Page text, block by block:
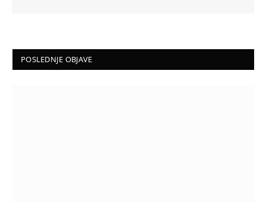
POSLEDNJE OBJAVE